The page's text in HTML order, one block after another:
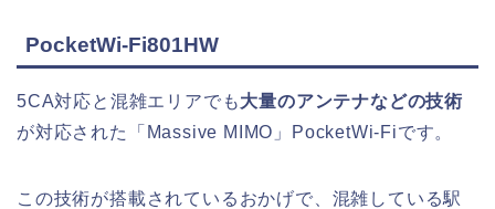
PocketWi-Fi801HW
5CA対応と混雑エリアでも大量のアンテナなどの技術
が対応された「Massive MIMO」PocketWi-Fiです。
この技術が搭載されているおかげで、混雑している駅